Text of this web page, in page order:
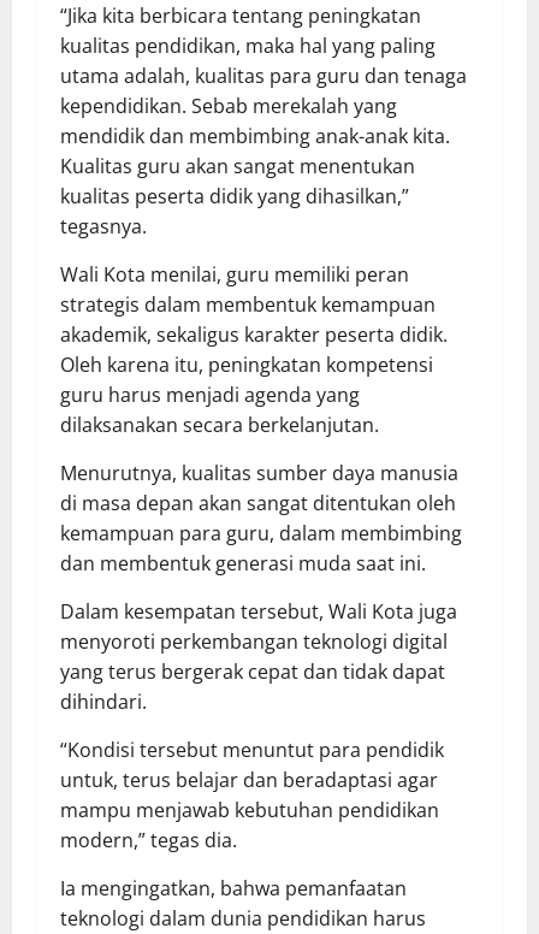
“Jika kita berbicara tentang peningkatan
kualitas pendidikan, maka hal yang paling
utama adalah, kualitas para guru dan tenaga
kependidikan. Sebab merekalah yang
mendidik dan membimbing anak-anak kita.
Kualitas guru akan sangat menentukan
kualitas peserta didik yang dihasilkan,”
tegasnya.
Wali Kota menilai, guru memiliki peran
strategis dalam membentuk kemampuan
akademik, sekaligus karakter peserta didik.
Oleh karena itu, peningkatan kompetensi
guru harus menjadi agenda yang
dilaksanakan secara berkelanjutan.
Menurutnya, kualitas sumber daya manusia
di masa depan akan sangat ditentukan oleh
kemampuan para guru, dalam membimbing
dan membentuk generasi muda saat ini.
Dalam kesempatan tersebut, Wali Kota juga
menyoroti perkembangan teknologi digital
yang terus bergerak cepat dan tidak dapat
dihindari.
“Kondisi tersebut menuntut para pendidik
untuk, terus belajar dan beradaptasi agar
mampu menjawab kebutuhan pendidikan
modern,” tegas dia.
Ia mengingatkan, bahwa pemanfaatan
teknologi dalam dunia pendidikan harus